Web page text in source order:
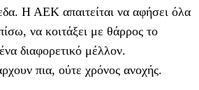
Η ΑΕΚ απαιτείται να αφήσει όλα
να κοιτάξει με θάρρος το
διαφορετικό μέλλον.
πια, ούτε χρόνος ανοχής.